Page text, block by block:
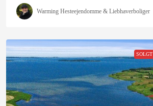
Warming Hesteejendomme & Liebhaverboliger
SOLGT